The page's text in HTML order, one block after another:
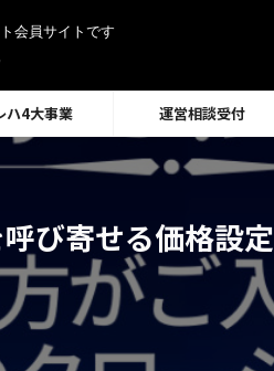
会員サイトです
ハ4大事業 運営相談受付
び寄せる価格設定